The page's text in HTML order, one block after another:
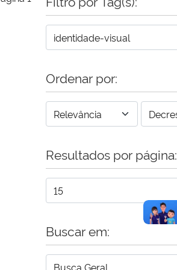
Ordenar por:
Resultados por página:
Buscar em: